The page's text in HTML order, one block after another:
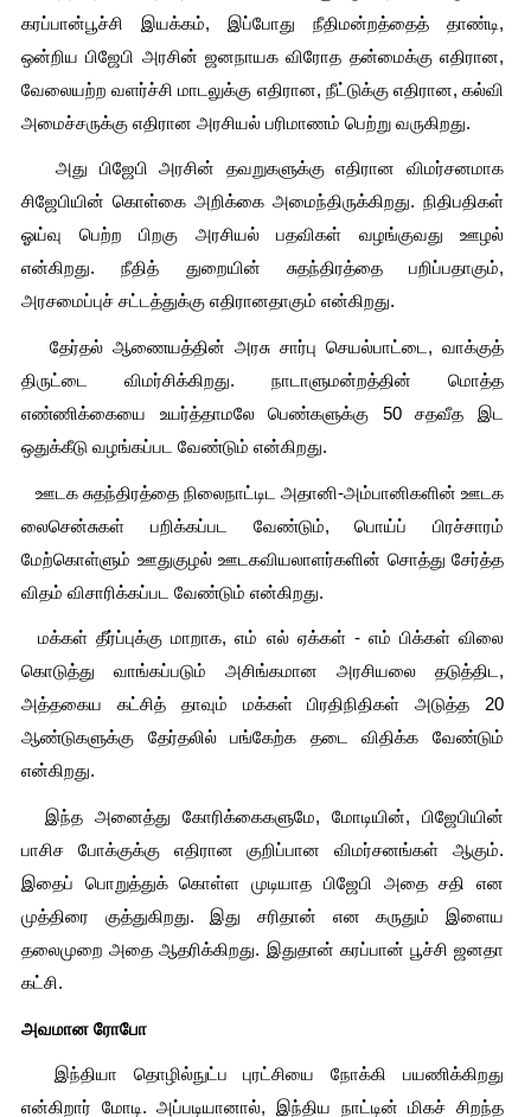
கரப்பான்பூச்சி இயக்கம், இப்போது நீதிமன்றத்தைத் தாண்டி,
ஒன்றிய பிஜேபி அரசின் ஜனநாயக விரோத தன்மைக்கு எதிரான,
வேலையற்ற வளர்ச்சி மாடலுக்கு எதிரான, நீட்டுக்கு எதிரான, கல்வி
அமைச்சருக்கு எதிரான அரசியல் பரிமாணம் பெற்று வருகிறது.
சிஜேபியின் கொள்கை அறிக்கை அமைந்திருக்கிறது. நிதிபதிகள்
ஓய்வு பெற்ற பிறகு அரசியல் பதவிகள் வழங்குவது ஊழல்
என்கிறது. நீதித் துறையின் சுதந்திரத்தை பறிப்பதாகும்,
அரசமைப்புச் சட்டத்துக்கு எதிரானதாகும் என்கிறது.
திருட்டை விமர்சிக்கிறது. நாடாளுமன்றத்தின் மொத்த
எண்ணிக்கையை உயர்த்தாமலே பெண்களுக்கு 50 சதவீத இட
ஒதுக்கீடு வழங்கப்பட வேண்டும் என்கிறது.
லைசென்சுகள் பறிக்கப்பட வேண்டும், பொய்ப் பிரச்சாரம்
மேற்கொள்ளும் ஊதுகுழல் ஊடகவியலாளர்களின் சொத்து சேர்த்த
விதம் விசாரிக்கப்பட வேண்டும் என்கிறது.
  மக்கள் தீர்ப்புக்கு மாறாக, எம் எல் ஏக்கள் - எம் பிக்கள் விலை
கொடுத்து வாங்கப்படும் அசிங்கமான அரசியலை தடுத்திட,
அத்தகைய கட்சித் தாவும் மக்கள் பிரதிநிதிகள் அடுத்த 20
ஆண்டுகளுக்கு தேர்தலில் பங்கேற்க தடை விதிக்க வேண்டும்
என்கிறது.
பாசிச போக்குக்கு எதிரான குறிப்பான விமர்சனங்கள் ஆகும்.
இதைப் பொறுத்துக் கொள்ள முடியாத பிஜேபி அதை சதி என
முத்திரை குத்துகிறது. இது சரிதான் என கருதும் இளைய
தலைமுறை அதை ஆதரிக்கிறது. இதுதான் கரப்பான் பூச்சி ஜனதா
கட்சி.
அவமான ரோபோ
என்கிறார் மோடி. அப்படியானால், இந்திய நாட்டின் மிகச் சிறந்த